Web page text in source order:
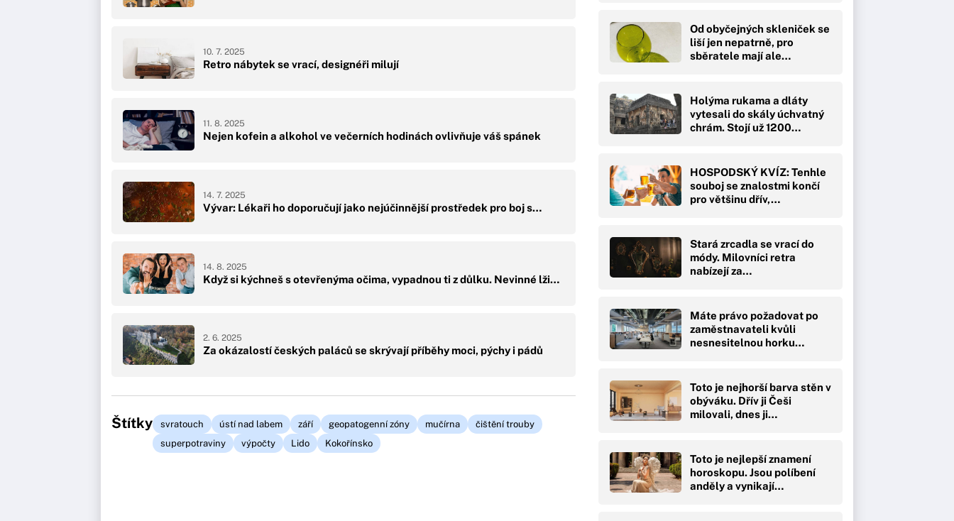
Retro nábytek se vrací, designéři milují
10. 7. 2025
Nejen kofein a alkohol ve večerních hodinách ovlivňuje váš spánek
11. 8. 2025
Vývar: Lékaři ho doporučují jako nejúčinnější prostředek pro boj s…
14. 7. 2025
Když si kýchneš s otevřenýma očima, vypadnou ti z důlku. Nevinné lži…
14. 8. 2025
Za okázalostí českých paláců se skrývají příběhy moci, pýchy i pádů
2. 6. 2025
Štítky svratouch ústí nad labem září geopatogenní zóny mučírna
čištění trouby
superpotraviny
výpočty Lido Kokořínsko
Od obyčejných skleniček se
liší jen nepatrně, pro
sběratele mají ale…
Holýma rukama a dláty
vytesali do skály úchvatný
chrám. Stojí už 1200…
HOSPODSKÝ KVÍZ: Tenhle
souboj se znalostmi končí
pro většinu dřív,…
Stará zrcadla se vrací do
módy. Milovníci retra
nabízejí za…
Máte právo požadovat po
zaměstnavateli kvůli
nesnesitelnou horku…
Toto je nejhorší barva stěn v
obýváku. Dřív ji Češi
milovali, dnes ji…
Toto je nejlepší znamení
horoskopu. Jsou políbení
anděly a vynikají…